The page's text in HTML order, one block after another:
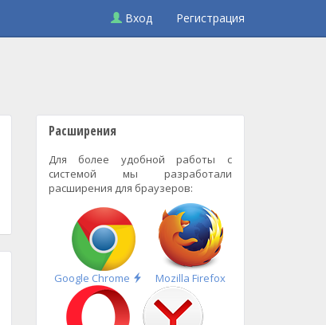
Вход Регистрация
Расширения
Для более удобной работы с
системой мы разработали
расширения для браузеров:
Google Chrome
Быстрая
установка
Mozilla Firefox